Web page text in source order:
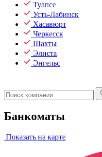
Туапсе
Усть-Лабинск
Хасавюрт
Черкесск
Шахты
Элиста
Энгельс
Банкоматы
Показать на карте